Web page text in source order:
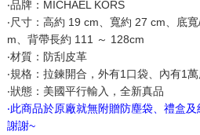
‧品牌：MICHAEL KORS
‧尺寸：高約 19 cm、寬約 27 cm、底
m、背帶長約 111 ～ 128cm
‧材質：防刮皮革
‧規格：拉鍊開合，外有1口袋、內有1
‧狀態：美國平行輸入，全新真品
‧此商品於原廠就無附贈防塵袋、禮盒
謝謝~